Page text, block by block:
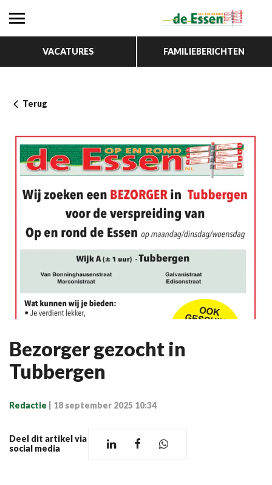
VACATURES FAMILIEBERICHTEN
Terug
Bezorger gezocht in
Tubbergen
Redactie 18 september 2025 10:34
Deel dit artikel via
social media